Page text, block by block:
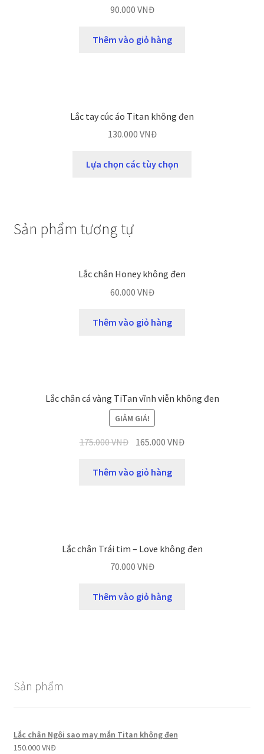
90.000 VNĐ
Thêm vào giỏ hàng
Lắc tay cúc áo Titan không đen
130.000 VNĐ
Lựa chọn các tùy chọn
Sản phẩm tương tự
Lắc chân Honey không đen
60.000 VNĐ
Thêm vào giỏ hàng
Lắc chân cá vàng TiTan vĩnh viễn không đen
GIẢM GIÁ!
175.000VNĐ 165.000VNĐ
Thêm vào giỏ hàng
Lắc chân Trái tim – Love không đen
70.000 VNĐ
Thêm vào giỏ hàng
Sản phẩm
Lắc chân Ngôi sao may mắn Titan không đen
150.000VNĐ